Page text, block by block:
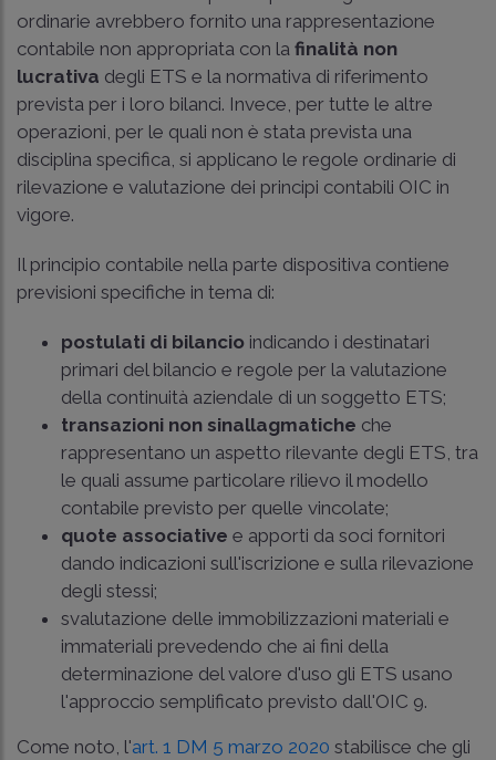
ordinarie avrebbero fornito una rappresentazione
contabile non appropriata con la finalità non
lucrativa degli ETS e la normativa di riferimento
prevista per i loro bilanci. Invece, per tutte le altre
operazioni, per le quali non è stata prevista una
disciplina specifica, si applicano le regole ordinarie di
rilevazione e valutazione dei principi contabili OIC in
vigore.
Il principio contabile nella parte dispositiva contiene
previsioni specifiche in tema di:
postulati di bilancio indicando i destinatari
primari del bilancio e regole per la valutazione
della continuità aziendale di un soggetto ETS;
transazioni non sinallagmatiche che
rappresentano un aspetto rilevante degli ETS, tra
le quali assume particolare rilievo il modello
contabile previsto per quelle vincolate;
quote associative e apporti da soci fornitori
dando indicazioni sull'iscrizione e sulla rilevazione
degli stessi;
svalutazione delle immobilizzazioni materiali e
immateriali prevedendo che ai fini della
determinazione del valore d'uso gli ETS usano
l'approccio semplificato previsto dall'OIC 9.
Come noto, l'art. 1 DM 5 marzo 2020 stabilisce che gli